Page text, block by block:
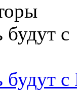
будут